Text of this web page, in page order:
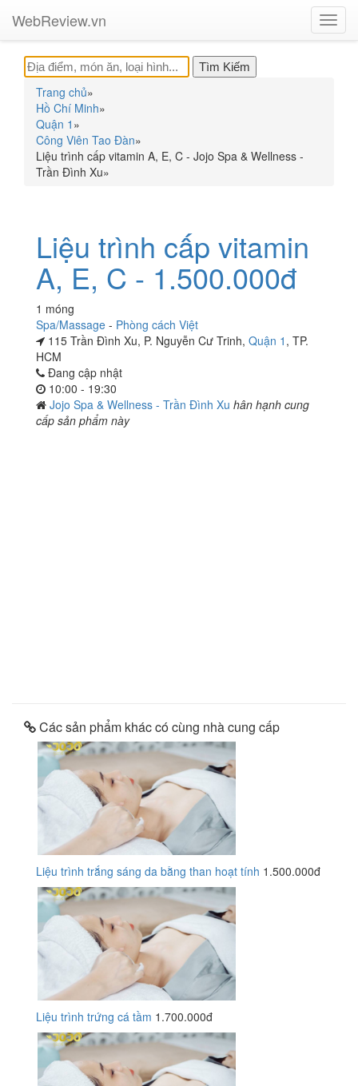
WebReview.vn
Trang chủ»
Hồ Chí Minh»
Quận 1 »
Công Viên Tao Đàn»
Liệu trình cấp vitamin A, E, C - Jojo Spa & Wellness -
Trần Đình Xu»
Liệu trình cấp vitamin
A, E, C - 1.500.000đ
1 móng
Spa/Massage - Phòng cách Việt
115 Trần Đình Xu, P. Nguyễn Cư Trinh, Quận 1 , TP.
HCM
Đang cập nhật
10:00 - 19:30
Jojo Spa & Wellness - Trần Đình Xu hân hạnh cung
cấp sản phẩm này
Các sản phẩm khác có cùng nhà cung cấp
Liệu trình trắng sáng da bằng than hoạt tính 1.500.000đ
Liệu trình trứng cá tầm 1.700.000đ